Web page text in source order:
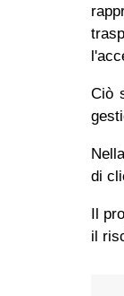
Ciò
di
Il
il